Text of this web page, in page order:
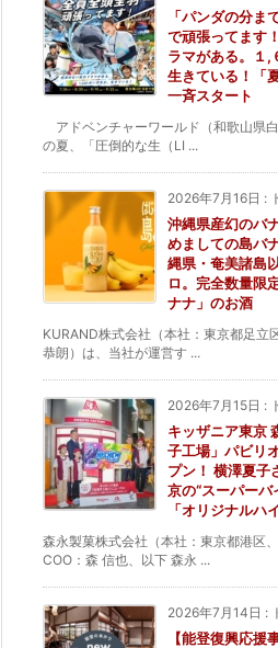
「パンダの分ま
で頑張ってます
ラマがある。１,
生きている！「
一斉スタート
アドベンチャーワールド（和歌山県
の夏、「圧倒的な生（LI ...
2026年7月16日 :
沖縄県産幻のバ
めましての島バ
縄県・奄美諸島
ロ。完全数量限
ナナ」のお酒
KURAND株式会社（本社：東京都足立
恭朗）は、当社が運営す ...
2026年7月15日 :
キッザニア東京
子工場」パビリ
プン！ 横澤夏子
京の“スーパーバ
「オリジナルハ
森永製菓株式会社（本社：東京都港区
COO：森 信也、以下 森永 ...
2026年7月14日 :
【能登復興応援